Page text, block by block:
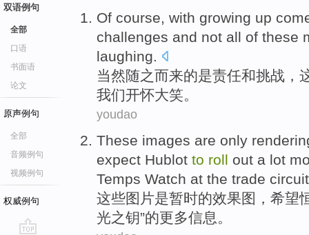
双语例句
全部
口语
书面语
论文
原声例句
全部
音频例句
视频例句
权威例句
Of course, with growing up
challenges and not all of these
laughing.
当然随之而来的是责任和挑战 ，
我们开怀大笑。
youdao
These images are only
expect Hublot to roll out a lot
Temps Watch at the trade
这些图片是暂时的效果图 ， 希望
光之钥”的更多信息。